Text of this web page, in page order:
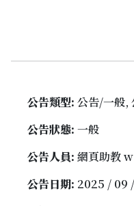
公告類型: 公告/一般,
公告狀態: 一般
公告人員: 網頁助教
公告日期: 2025 / 09